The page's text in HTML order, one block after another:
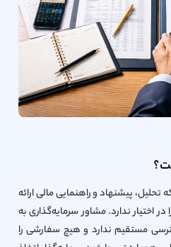
پیشنهاد و راهنمایی مالی ارائه
در اختیار ندارد. مشاور سرمایه‌گذاری به
مستقیم ندارد و هیچ سفارشی را